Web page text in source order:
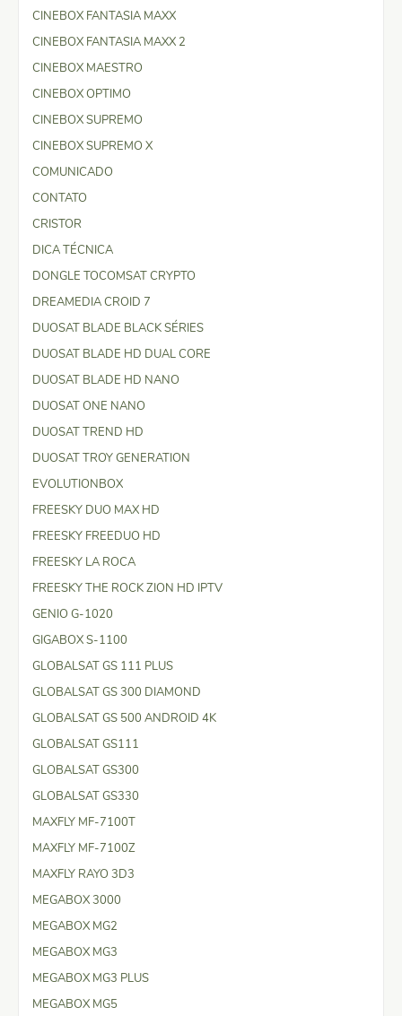
CINEBOX FANTASIA MAXX
CINEBOX FANTASIA MAXX 2
CINEBOX MAESTRO
CINEBOX OPTIMO
CINEBOX SUPREMO
CINEBOX SUPREMO X
COMUNICADO
CONTATO
CRISTOR
DICA TÉCNICA
DONGLE TOCOMSAT CRYPTO
DREAMEDIA CROID 7
DUOSAT BLADE BLACK SÉRIES
DUOSAT BLADE HD DUAL CORE
DUOSAT BLADE HD NANO
DUOSAT ONE NANO
DUOSAT TREND HD
DUOSAT TROY GENERATION
EVOLUTIONBOX
FREESKY DUO MAX HD
FREESKY FREEDUO HD
FREESKY LA ROCA
FREESKY THE ROCK ZION HD IPTV
GENIO G-1020
GIGABOX S-1100
GLOBALSAT GS 111 PLUS
GLOBALSAT GS 300 DIAMOND
GLOBALSAT GS 500 ANDROID 4K
GLOBALSAT GS111
GLOBALSAT GS300
GLOBALSAT GS330
MAXFLY MF-7100T
MAXFLY MF-7100Z
MAXFLY RAYO 3D3
MEGABOX 3000
MEGABOX MG2
MEGABOX MG3
MEGABOX MG3 PLUS
MEGABOX MG5